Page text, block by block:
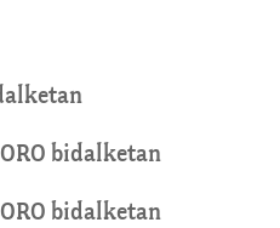
bidalketan
bidalketan